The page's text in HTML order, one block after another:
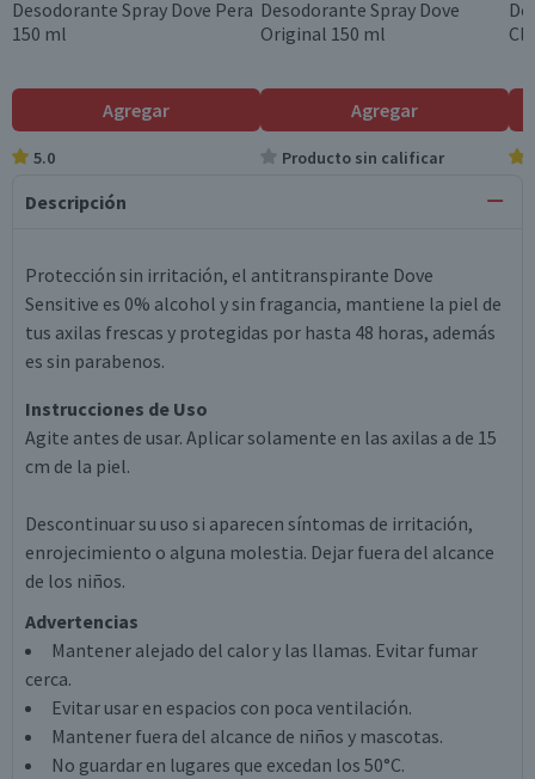
Desodorante Spray Dove Pera
150 ml
Agregar
5.0
Desodorante Spray Dove
Original 150 ml
Agregar
Producto sin calificar
Descripción
Protección sin irritación, el antitranspirante Dove
Sensitive es 0% alcohol y sin fragancia, mantiene la piel de
tus axilas frescas y protegidas por hasta 48 horas, además
es sin parabenos.
Instrucciones de Uso
Agite antes de usar. Aplicar solamente en las axilas a de 15
cm de la piel.
Descontinuar su uso si aparecen síntomas de irritación,
enrojecimiento o alguna molestia. Dejar fuera del alcance
de los niños.
Advertencias
Mantener alejado del calor y las llamas. Evitar fumar
cerca.
Evitar usar en espacios con poca ventilación.
Mantener fuera del alcance de niños y mascotas.
No guardar en lugares que excedan los 50°C.